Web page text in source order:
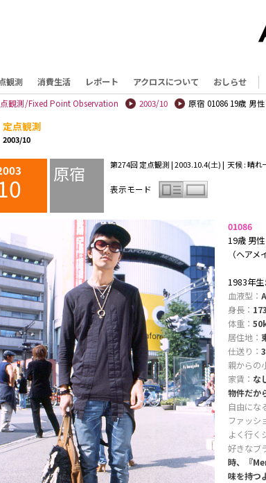
観測 消費生活 レポート アクロスについて おしらせ
観測/Fixed Point Observation 2003/10 原宿 01086 19歳 男
定点観測
2003/10
原宿 第274回 定点観測 | 2003.10.4(土) | 天候 : 晴
表示モード
01086
19歳 男
（ヘアメ
1983年生
血液型：
身長：
体重：
居住地：
仕送り：
親からの
家賃： な
物件だか
自由にな
ファッシ
よく行く
好きなブ
時、『
味を持つ